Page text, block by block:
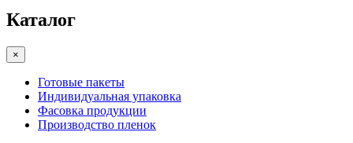
Каталог
×
Готовые пакеты
Индивидуальная упаковка
Фасовка продукции
Производство пленок